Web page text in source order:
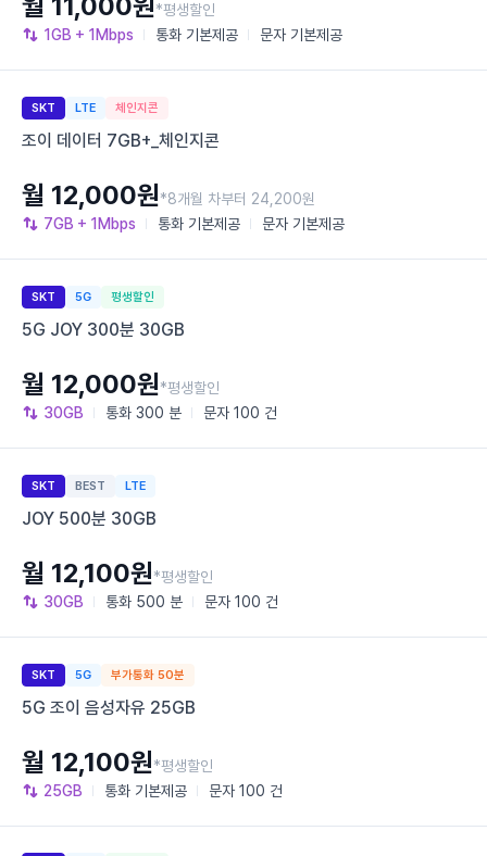
1GB + 1Mbps 통화 기본제공 문자 기본제공
*평생할인
SKT LTE 체인지콘
조이 데이터 7GB+_체인지콘
7GB + 1Mbps 통화 기본제공 문자 기본제공
월 12,000원*8개월 차부터 24,200원
SKT 5G 평생할인
5G JOY 300분 30GB
30GB 통화 300 분 문자 100 건
월 12,000원*평생할인
SKT BEST LTE
JOY 500분 30GB
30GB 통화 500 분 문자 100 건
월 12,100원*평생할인
SKT 5G 부가통화 50분
5G 조이 음성자유 25GB
25GB 통화 기본제공 문자 100 건
월 12,100원*평생할인